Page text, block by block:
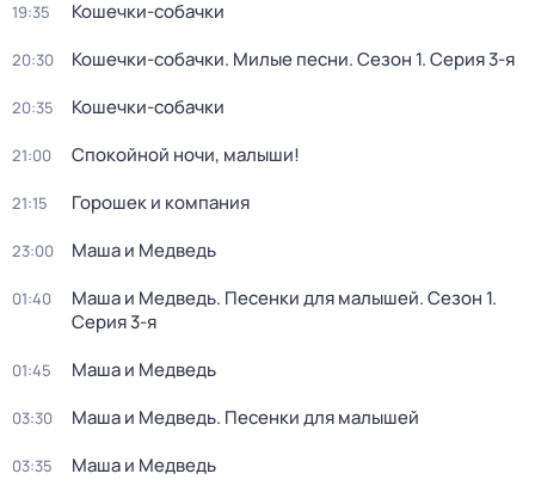
19:35 Кошечки-собачки
20:30 Кошечки-собачки. Милые песни. Сезон 1. Серия 3-я
20:35 Кошечки-собачки
21:00 Спокойной ночи, малыши!
21:15 Горошек и компания
23:00 Маша и Медведь
01:40 Маша и Медведь. Песенки для малышей. Сезон 1.
Серия 3-я
01:45 Маша и Медведь
03:30 Маша и Медведь. Песенки для малышей
03:35 Маша и Медведь